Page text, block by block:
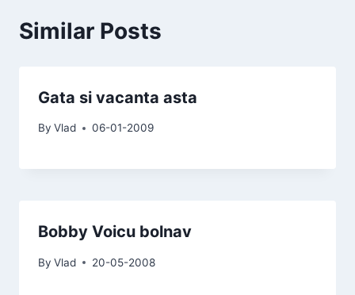
Similar Posts
Gata si vacanta asta
By Vlad 06-01-2009
Bobby Voicu bolnav
By Vlad 20-05-2008